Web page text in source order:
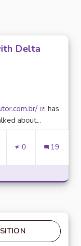
Delta
has
about...
0 19